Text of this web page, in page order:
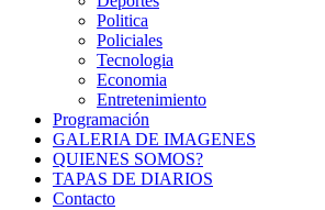
Politica
Policiales
Tecnologia
Economia
Entretenimiento
Programación
GALERIA DE IMAGENES
QUIENES SOMOS?
TAPAS DE DIARIOS
Contacto